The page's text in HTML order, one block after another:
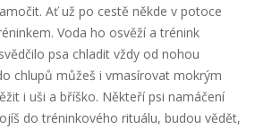
Ať už po cestě někde v potoce
Voda ho osvěží a trénink
psa chladit vždy od nohou
chlupů můžeš i vmasírovat mokrým
i uši a bříško. Někteří psi namáčení
do tréninkového rituálu, budou vědět,